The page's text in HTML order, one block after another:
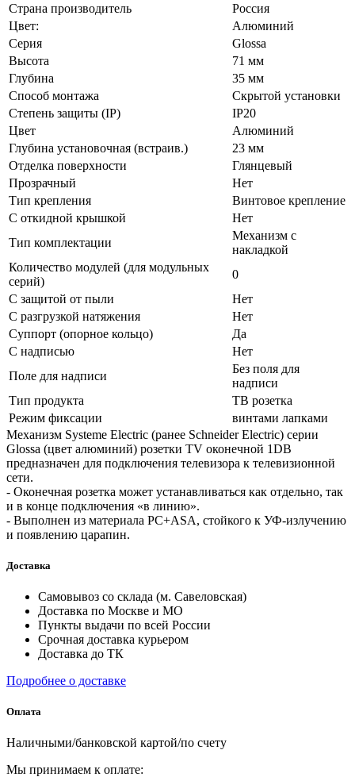
Страна производитель
Россия
Цвет:
Алюминий
Серия
Glossa
Высота
71 мм
Глубина
35 мм
Способ монтажа
Скрытой установки
Степень защиты (IP)
IP20
Цвет
Алюминий
Глубина установочная (встраив.)
23 мм
Отделка поверхности
Глянцевый
Прозрачный
Нет
Тип крепления
Винтовое крепление
С откидной крышкой
Нет
Тип комплектации
Механизм с
накладкой
Количество модулей (для модульных
серий)
0
С защитой от пыли
Нет
С разгрузкой натяжения
Нет
Суппорт (опорное кольцо)
Да
С надписью
Нет
Поле для надписи
Без поля для
надписи
Тип продукта
ТВ розетка
Режим фиксации
винтами лапками
Механизм Systeme Electric (ранее Schneider Electric) серии
Glossa (цвет алюминий) розетки TV оконечной 1DB
предназначен для подключения телевизора к телевизионной
сети.
- Оконечная розетка может устанавливаться как отдельно, так
и в конце подключения «в линию».
- Выполнен из материала PС+ASA, стойкого к УФ-излучению
и появлению царапин.
Доставка
Самовывоз со склада (м. Савеловская)
Доставка по Москве и МО
Пункты выдачи по всей России
Срочная доставка курьером
Доставка до ТК
Подробнее о доставке
Оплата
Наличными/банковской картой/по счету
Мы принимаем к оплате: